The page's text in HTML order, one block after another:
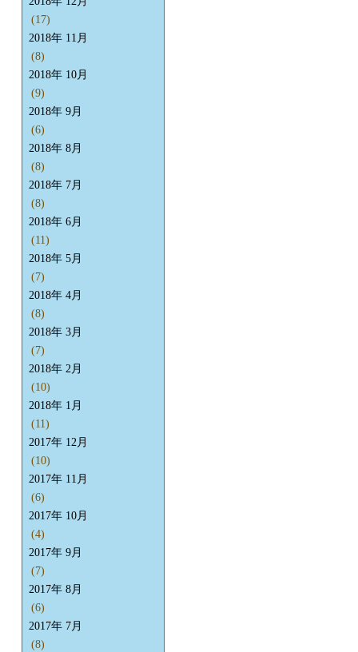
(17)
2018年 11月
(8)
2018年 10月
(9)
2018年 9月
(6)
2018年 8月
(8)
2018年 7月
(8)
2018年 6月
(11)
2018年 5月
(7)
2018年 4月
(8)
2018年 3月
(7)
2018年 2月
(10)
2018年 1月
(11)
2017年 12月
(10)
2017年 11月
(6)
2017年 10月
(4)
2017年 9月
(7)
2017年 8月
(6)
2017年 7月
(8)